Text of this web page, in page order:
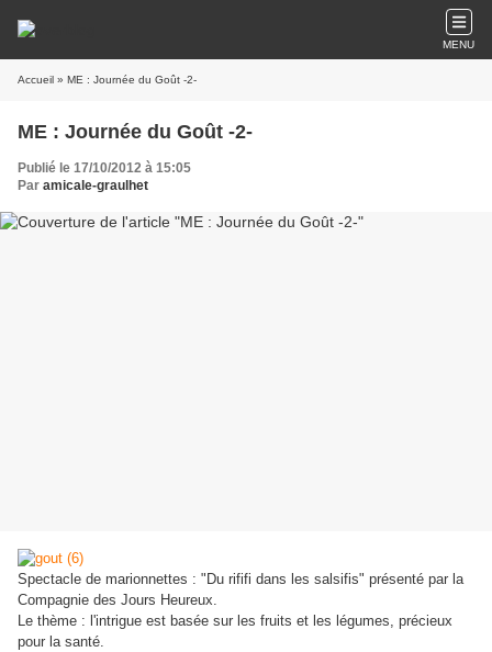
MENU
Accueil » ME : Journée du Goût -2-
ME : Journée du Goût -2-
Publié le 17/10/2012 à 15:05
Par amicale-graulhet
Spectacle de marionnettes : "Du rififi dans les salsifis" présenté par la
Compagnie des Jours Heureux.
Le thème : l'intrigue est basée sur les fruits et les légumes, précieux
pour la santé.